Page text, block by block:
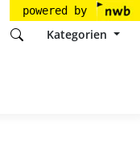
powered by
Kategorien